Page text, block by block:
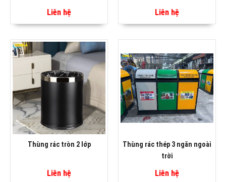
Liên hệ Liên hệ
Thùng rác tròn 2 lớp
Liên hệ
Thùng rác thép 3 ngăn ngoài
trời
Liên hệ